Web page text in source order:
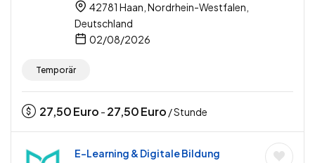
42781 Haan, Nordrhein-Westfalen,
Deutschland
02/08/2026
Temporär
27,50Euro - 27,50Euro / Stunde
E-Learning & Digitale Bildung